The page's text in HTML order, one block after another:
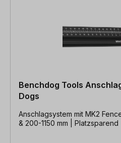
Benchdog Tools
Dogs
Anschlagsystem mit MK2
& 200-1150 mm | Platzsparend